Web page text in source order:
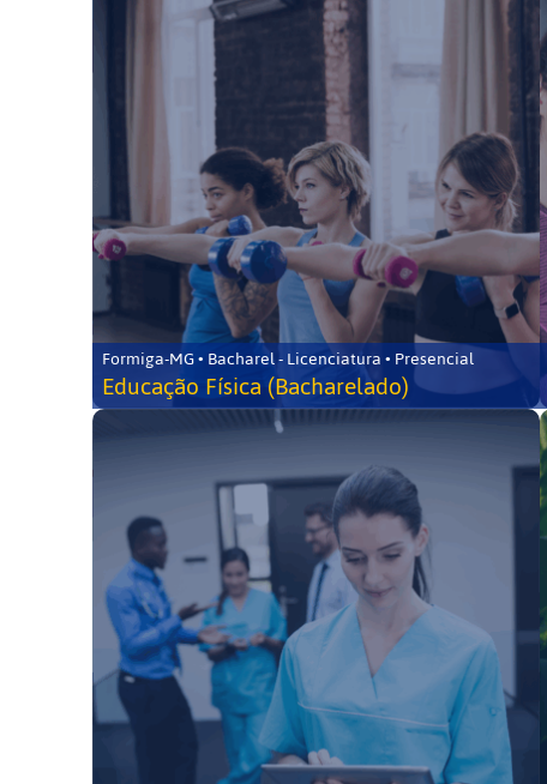
Formiga-MG • Bacharel - Licenciatura • Presencial
Educação Física (Bacharelado)